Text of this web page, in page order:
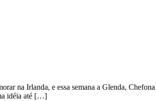
na Irlanda, e essa semana a Glenda,
idéia até […]